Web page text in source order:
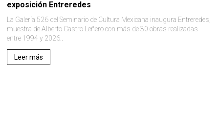
exposición Entreredes
La Galería 526 del Seminario de Cultura Mexicana inaugura Entreredes,
muestra de Alberto Castro Leñero con más de 30 obras realizadas
entre 1994 y 2026..
Leer más